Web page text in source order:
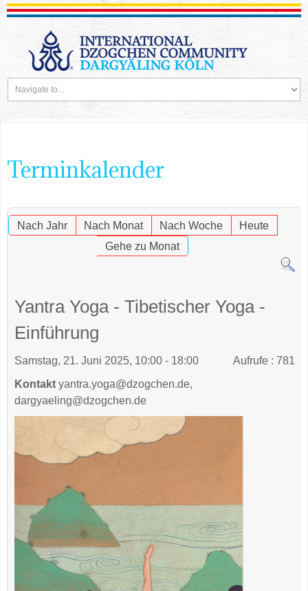
Terminkalender
Nach Jahr Nach Monat Nach Woche
Heute
Gehe zu Monat
Yantra Yoga - Tibetischer Yoga -
Einführung
Samstag, 21. Juni 2025, 10:00 - 18:00 Aufrufe: 781
Kontakt yantra.yoga@dzogchen.de,
dargyaeling@dzogchen.de